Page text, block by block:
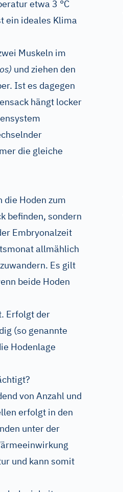
etwa 3 °C
ein ideales Klima
Muskeln im
und ziehen den
Ist es dagegen
hängt locker
die gleiche
die Hoden zum
befinden, sondern
Embryonalzeit
allmählich
Es gilt
beide Hoden
Erfolgt der
(so genannte
Hodenlage
von Anzahl und
erfolgt in den
unter der
und kann somit